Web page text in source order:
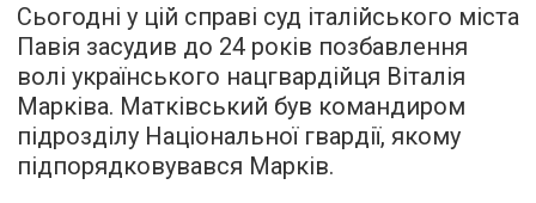
Сьогодні у цій справі суд італійського міста
Павія засудив до 24 років позбавлення
волі українського нацгвардійця Віталія
Марківа. Матківський був командиром
підрозділу Національної гвардії, якому
підпорядковувався Марків.